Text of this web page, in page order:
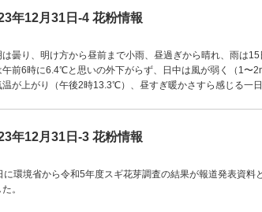
年12月31日-4 花粉情報
は曇り、明け方から昼前まで小雨、昼過ぎから晴れ、雨は
午前6時に6.4℃と思いの外下がらず、日中は風が弱く（1〜
温が上がり（午後2時13.3℃）、昼すぎ暖かさすら感じる一日
年12月31日-3 花粉情報
に環境省から令和5年度スギ花芽調査の結果が報道発表資料
。